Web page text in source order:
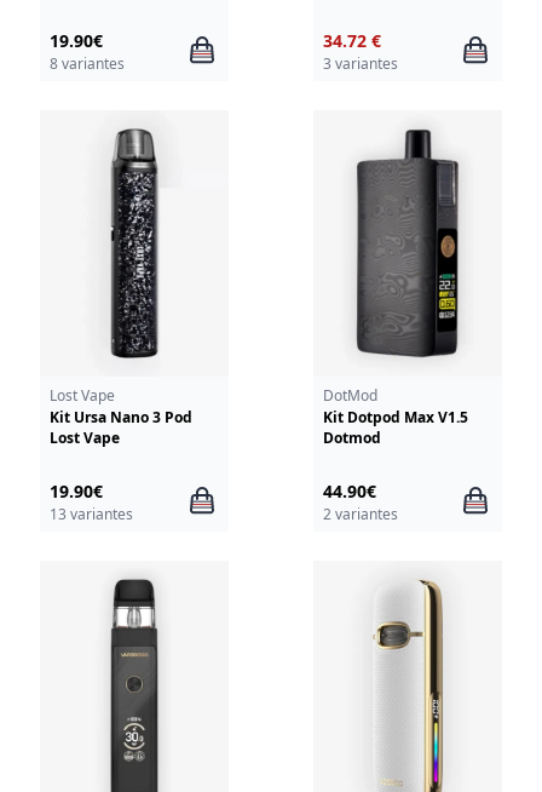
19.90€
8 variantes
34.72 €
3 variantes
Lost Vape
Kit Ursa Nano 3 Pod
Lost Vape
19.90€
13 variantes
DotMod
Kit Dotpod Max V1.5
Dotmod
44.90€
2 variantes